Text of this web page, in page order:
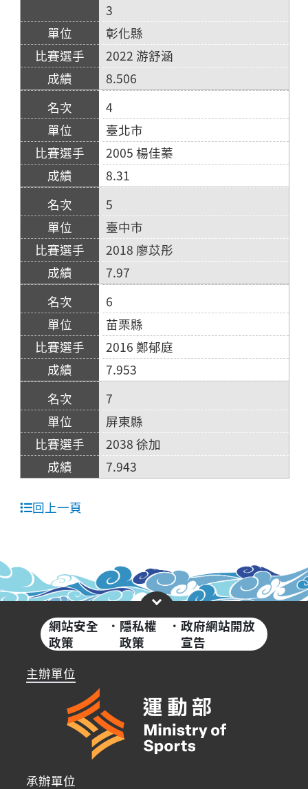
3
彰化縣
2022 游舒涵
8.506
4
臺北市
2005 楊佳蓁
8.31
5
臺中市
2018 廖苡彤
7.97
6
苗栗縣
2016 鄭郁庭
7.953
7
屏東縣
2038 徐加
7.943
回上一頁
網站安全
政策
· 隱私權
政策
·政府網站開放
宣告
主辦單位
承辦單位